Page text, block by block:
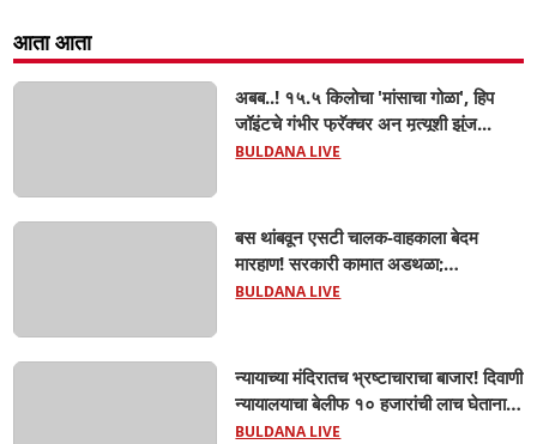
आता आता
अबब..! १५.५ किलोचा 'मांसाचा गोळा', हिप
जॉइंटचे गंभीर फ्रॅक्चर अन् मृत्यूशी झुंज...
BULDANA LIVE
बस थांबवून एसटी चालक-वाहकाला बेदम
मारहाण! सरकारी कामात अडथळा;
प्रवाशांसमोर धिंगाणा घालणाऱ्या तिघांविरुद्ध
BULDANA LIVE
न्यायाच्या मंदिरातच भ्रष्टाचाराचा बाजार! दिवाणी
न्यायालयाचा बेलीफ १० हजारांची लाच घेताना
एसीबीच्या जाळ्यात; मेहकरात खळबळ!
BULDANA LIVE